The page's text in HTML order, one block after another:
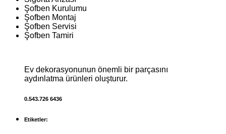
Şofben Kurulumu
Şofben Montaj
Şofben Servisi
Şofben Tamiri
Ev dekorasyonunun önemli bir parçasını
aydınlatma ürünleri oluşturur.
0.543.726 6436
Etiketler: